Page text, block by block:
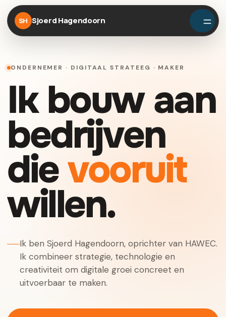
SH Sjoerd Hagendoorn
ONDERNEMER · DIGITAAL STRATEEG · MAKER
Ik bouw aan
bedrijven
dievooruit
willen.
Ik ben Sjoerd Hagendoorn, oprichter van HAWEC.
Ik combineer strategie, technologie en
creativiteit om digitale groei concreet en
uitvoerbaar te maken.